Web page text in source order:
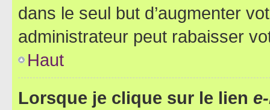
dans le seul but d’augmenter
administrateur peut rabaisser
Haut
Lorsque je clique sur le lien